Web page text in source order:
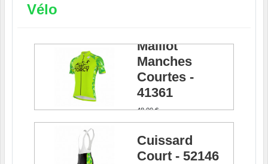
Vélo
Maillot
Manches
Courtes -
41361
48.00 €
Cuissard
Court - 52146